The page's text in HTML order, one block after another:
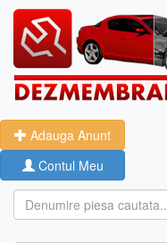
Adauga Anunt
Contul Meu